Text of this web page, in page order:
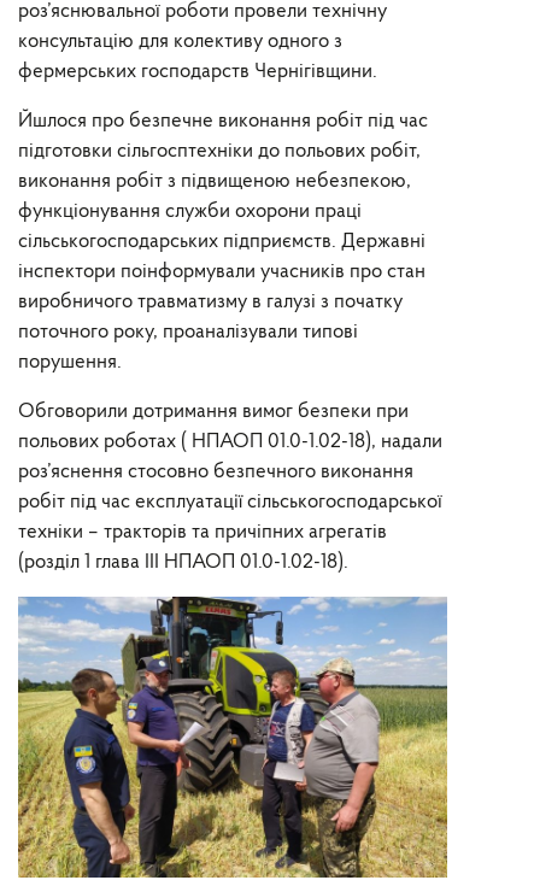
роз’яснювальної роботи провели технічну
консультацію для колективу одного з
фермерських господарств Чернігівщини.
Йшлося про безпечне виконання робіт під час
підготовки сільгосптехніки до польових робіт,
виконання робіт з підвищеною небезпекою,
функціонування служби охорони праці
сільськогосподарських підприємств. Державні
інспектори поінформували учасників про стан
виробничого травматизму в галузі з початку
поточного року, проаналізували типові
порушення.
Обговорили дотримання вимог безпеки при
польових роботах ( НПАОП 01.0-1.02-18), надали
роз’яснення стосовно безпечного виконання
робіт під час експлуатації сільськогосподарської
техніки – тракторів та причіпних агрегатів
(розділ 1 глава ІІІ НПАОП 01.0-1.02-18).